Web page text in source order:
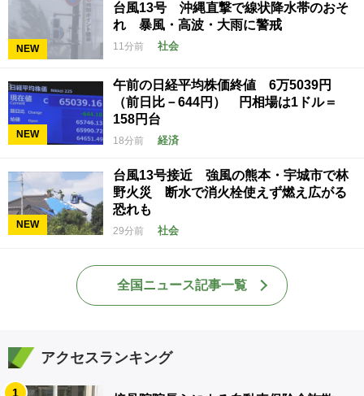
NEW
台風13号 沖縄直撃で線状降水帯のおそ
れ 暴風・高波・大雨に警戒
11分前 社会
NEW
午前の日経平均株価終値 6万5039円
（前日比－644円） 円相場は1ドル＝
158円台
18分前 経済
NEW
台風13号接近 強風の熊本・宇城市で林
野火災 断水で消火栓使えず燃え広がる
恐れも
29分前 社会
全国ニュース記事一覧
アクセスランキング
1